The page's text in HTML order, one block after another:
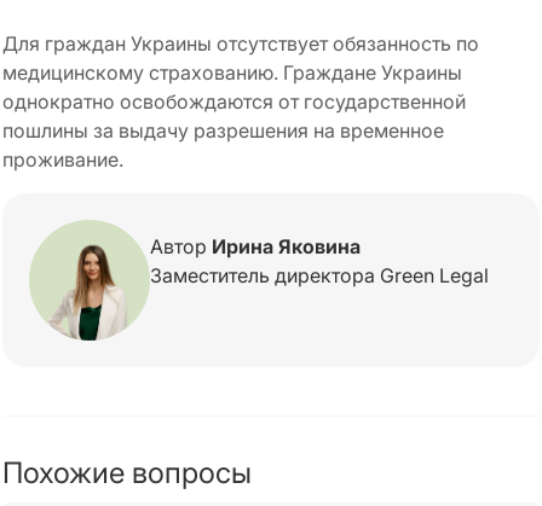
Для граждан Украины отсутствует обязанность по
медицинскому страхованию. Граждане Украины
однократно освобождаются от государственной
пошлины за выдачу разрешения на временное
проживание.
Автор Ирина Яковина
Заместитель директора Green Legal
Похожие вопросы